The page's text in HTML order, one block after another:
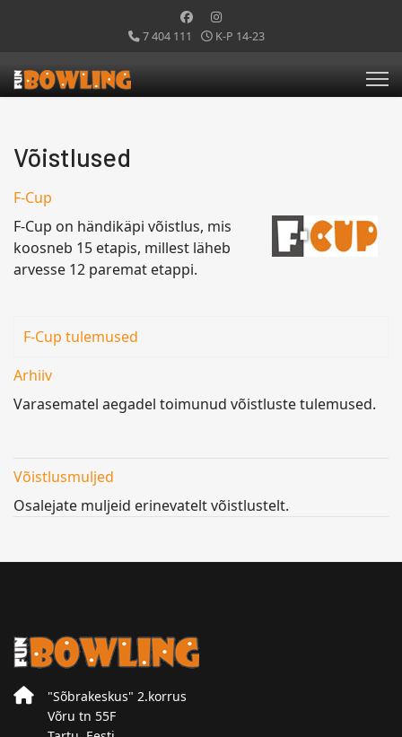
7 404 111 K-P 14-23
Võistlused
F-Cup
F-Cup on händikäpi võistlus, mis
koosneb 15 etapis, millest läheb
arvesse 12 paremat etappi.
F-Cup tulemused
Arhiiv
Varasematel aegadel toimunud võistluste tulemused.
Võistlusmuljed
Osalejate muljeid erinevatelt võistlustelt.
"Sõbrakeskus" 2.korrus
Võru tn 55F